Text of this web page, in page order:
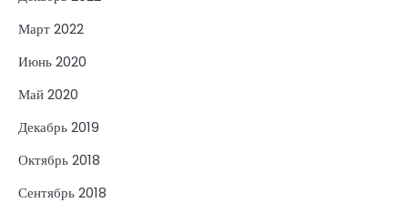
Март 2022
Июнь 2020
Май 2020
Декабрь 2019
Октябрь 2018
Сентябрь 2018